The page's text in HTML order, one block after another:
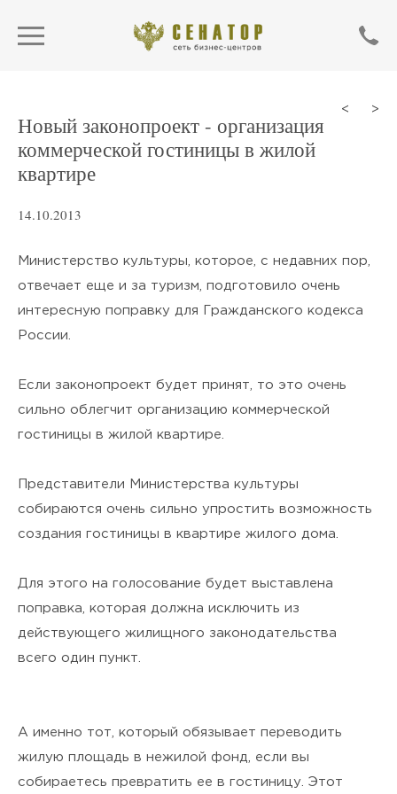
< >
Новый законопроект - организация
коммерческой гостиницы в жилой
квартире
14.10.2013
Министерство культуры, которое, с недавних пор,
отвечает еще и за туризм, подготовило очень
интересную поправку для Гражданского кодекса
России.
Если законопроект будет принят, то это очень
сильно облегчит организацию коммерческой
гостиницы в жилой квартире.
Представители Министерства культуры
собираются очень сильно упростить возможность
создания гостиницы в квартире жилого дома.
Для этого на голосование будет выставлена
поправка, которая должна исключить из
действующего жилищного законодательства
всего один пункт.
А именно тот, который обязывает переводить
жилую площадь в нежилой фонд, если вы
собираетесь превратить ее в гостиницу. Этот
ОТПРАВИТЬ
я подтверждаю своёСогласие
на обработку персональных
Политикой
конфиденциальности.